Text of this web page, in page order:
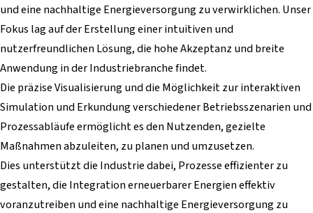
und eine nachhaltige Energieversorgung zu verwirklichen. Unser
Fokus lag auf der Erstellung einer intuitiven und
nutzerfreundlichen Lösung, die hohe Akzeptanz und breite
Anwendung in der Industriebranche findet.
Die präzise Visualisierung und die Möglichkeit zur interaktiven
Simulation und Erkundung verschiedener Betriebsszenarien und
Prozessabläufe ermöglicht es den Nutzenden, gezielte
Maßnahmen abzuleiten, zu planen und umzusetzen.
Dies unterstützt die Industrie dabei, Prozesse effizienter zu
gestalten, die Integration erneuerbarer Energien effektiv
voranzutreiben und eine nachhaltige Energieversorgung zu